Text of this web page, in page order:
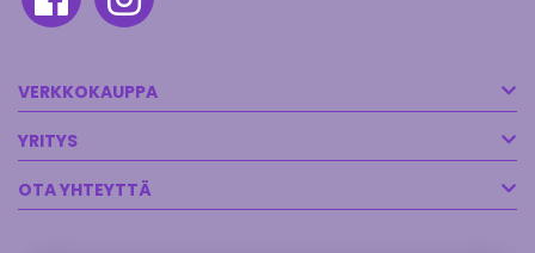
VERKKOKAUPPA
YRITYS
OTA YHTEYTTÄ